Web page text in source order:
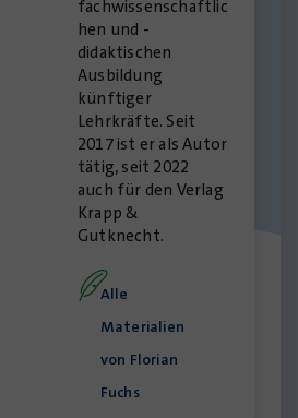
fachwissenschaftlic
hen und -
didaktischen
Ausbildung
künftiger
Lehrkräfte. Seit
2017 ist er als Autor
tätig, seit 2022
auch für den Verlag
Krapp &
Gutknecht.
Alle
Materialien
von Florian
Fuchs